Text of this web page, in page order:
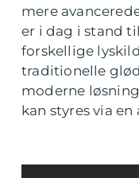
mere
er i dag i stand
forskellige
traditionelle
moderne
kan styres via en